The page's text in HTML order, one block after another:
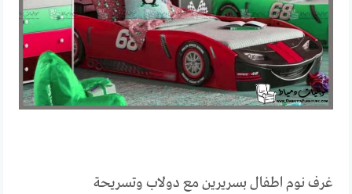
غرف نوم اطفال بسريرين مع دولاب وتسريحة